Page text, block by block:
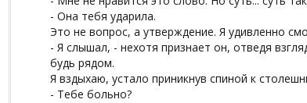
- Она тебя ударила.
Это не вопрос, а утверждение. Я удивленно
- Я слышал, - нехотя признает он, отведя
будь рядом.
Я вздыхаю, устало приникнув спиной к
- Тебе больно?